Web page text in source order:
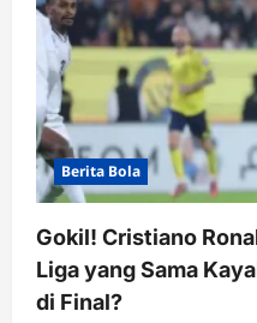
Berita Bola
Gokil! Cristiano
Liga yang Sama
di Final?